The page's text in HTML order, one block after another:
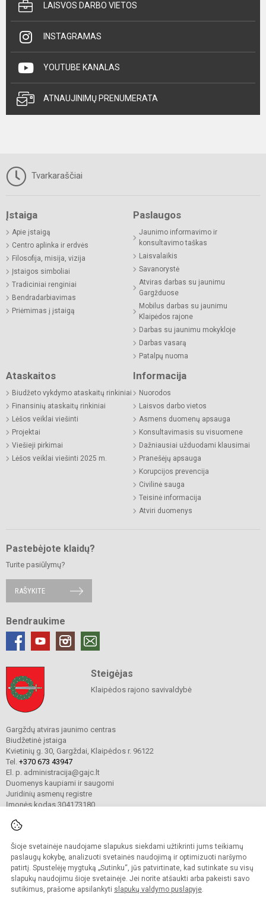
Šioje svetainėje naudojame slapukus siekdami užtikrinti jums teikiamų
paslaugų kokybę, analizuoti svetainės naudojimą ir optimizuoti naršymo
patirtį. Spustelėję mygtuką „Sutinku“, jūs patvirtinate, kad sutinkate su visų
slapukų naudojimu šioje svetainėje. Jei norite atšaukti arba pakeisti savo
sutikimus, prašome apsilankyti slapukų valdymo puslapyje.
LAISVOS DARBO VIETOS
INSTAGRAMAS
YOUTUBE KANALAS
ATNAUJINIMŲ PRENUMERATA
Tvarkaraščiai
Įstaiga
Apie įstaigą
Centro aplinka ir erdvės
Filosofija, misija, vizija
Įstaigos simboliai
Tradiciniai renginiai
Bendradarbiavimas
Priėmimas į įstaigą
Paslaugos
Jaunimo informavimo ir
konsultavimo taškas
Laisvalaikis
Savanorystė
Atviras darbas su jaunimu
Gargžduose
Mobilus darbas su jaunimu
Klaipėdos rajone
Darbas su jaunimu mokykloje
Darbas vasarą
Patalpų nuoma
Ataskaitos
Biudžeto vykdymo ataskaitų rinkiniai
Finansinių ataskaitų rinkiniai
Lėšos veiklai viešinti
Projektai
Viešieji pirkimai
Lėšos veiklai viešinti 2025 m.
Informacija
Nuorodos
Laisvos darbo vietos
Asmens duomenų apsauga
Konsultavimasis su visuomene
Dažniausiai užduodami klausimai
Pranešėjų apsauga
Korupcijos prevencija
Civilinė sauga
Teisinė informacija
Atviri duomenys
Pastebėjote klaidų?
Turite pasiūlymų?
RAŠYKITE
Bendraukime
Steigėjas
Klaipėdos rajono savivaldybė
Gargždų atviras jaunimo centras
Biudžetinė įstaiga
Kvietinių g. 30, Gargždai, Klaipėdos r. 96122
Tel. +370 673 43947
El. p. administracija@gajc.lt
Duomenys kaupiami ir saugomi
Juridinių asmenų registre
Įmonės kodas 304173180
© 2024. Gargždų atviras jaunimo centras. Visos teisės saugomos.
Kopijuoti turinį be raštiško įstaigos administracijos sutikimo griežtai draudžiama.
Prieinamumo paraiška Slapukų valdymas
Sumanus būdas atnaujinti